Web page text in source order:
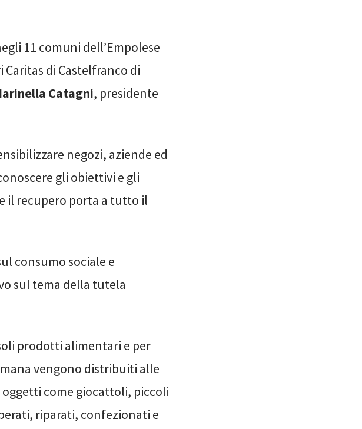
11 comuni dell’Empolese
Caritas di Castelfranco di
Catagni, presidente
negozi, aziende ed
gli obiettivi e gli
il recupero porta a tutto il
consumo sociale e
sul tema della tutela
prodotti alimentari e per
vengono distribuiti alle
come giocattoli, piccoli
riparati, confezionati e